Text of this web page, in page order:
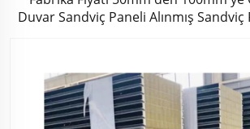
Duvar Sandviç Paneli Alınmış Sandviç